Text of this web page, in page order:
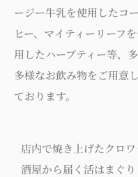
ージー牛乳を使用したコー
ヒー、マイティーリーフ
用したハーブティー等、
多様なお飲み物をご用意し
ております。
店内で焼き上げたクロ
酒屋から届く活はまぐ